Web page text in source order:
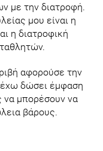
με την διατροφή.
μου είναι η
η διατροφική
αφορούσε την
δώσει έμφαση
μπορέσουν να
βάρους.